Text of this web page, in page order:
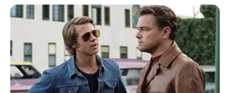
Selain bermain film, ia juga membintangi beberapa serial.Station
Eleven(2021) adalah sebuah mini seri besutan HBO Max di mana
ia menjadi salah satu pemeran utamanya.